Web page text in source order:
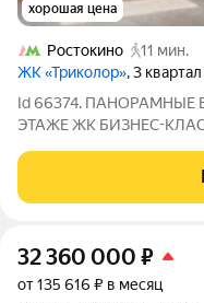
хорошая цена
Ростокино
11 мин.
ЖК «Триколор», 3
Id 66374. ПАНОРАМНЫЕ
ЭТАЖЕ ЖК БИЗНЕС-КЛАССА «ТРИКОЛОР» Уникальная
из лучших корпусов
«Триколор». Расположена
32 360 000 ₽
от 135 616 ₽ в месяц